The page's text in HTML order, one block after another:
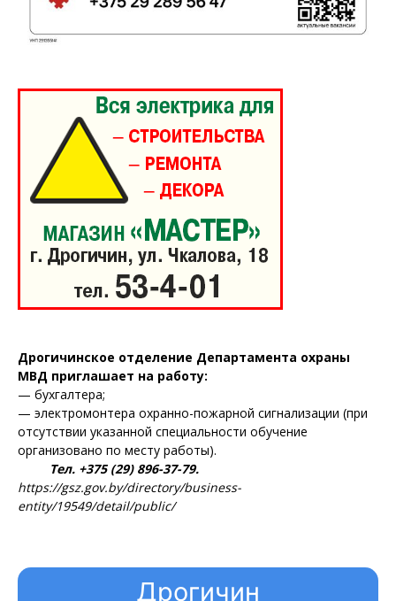
Дрогичинское отделение Департамента охраны
МВД приглашает на работу:
— бухгалтера;
— электромонтера охранно-пожарной сигнализации (при
отсутствии указанной специальности обучение
организовано по месту работы).
Тел. +375 (29) 896-37-79.
https://gsz.gov.by/directory/business-
entity/19549/detail/public/
Дрогичин